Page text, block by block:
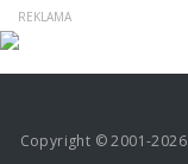
Copyright © 2001-2026